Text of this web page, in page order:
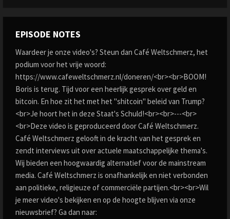
EPISODE NOTES
Waardeer je onze video's? Steun dan Café Weltschmerz, het
podium voor het vrije woord:
https://www.cafeweltschmerz.nl/doneren/<br><br>BOOM!
Boris is terug. Tijd voor een heerlijk gesprek over geld en
bitcoin. En hoe zit het met het "shitcoin" beleid van Trump?
<br>Je hoort het in deze Staat's Schuld!<br><br>---<br>
<br>Deze video is geproduceerd door Café Weltschmerz.
Café Weltschmerz gelooft in de kracht van het gesprek en
zendt interviews uit over actuele maatschappelijke thema's.
Wij bieden een hoogwaardig alternatief voor de mainstream
media. Café Weltschmerz is onafhankelijk en niet verbonden
aan politieke, religieuze of commerciële partijen.<br><br>Wil
je meer video's bekijken en op de hoogte blijven via onze
nieuwsbrief? Ga dan naar: